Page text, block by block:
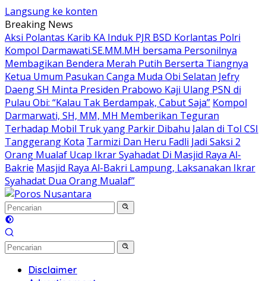
Langsung ke konten
Breaking News
Aksi Polantas Karib KA Induk PJR BSD Korlantas Polri
Kompol Darmawati.SE.MM.MH bersama Personilnya
Membagikan Bendera Merah Putih Berserta Tiangnya
Ketua Umum Pasukan Canga Muda Obi Selatan Jefry
Daeng SH Minta Presiden Prabowo Kaji Ulang PSN di
Pulau Obi: “Kalau Tak Berdampak, Cabut Saja” Kompol
Darmarwati, SH, MM, MH Memberikan Teguran
Terhadap Mobil Truk yang Parkir Dibahu Jalan di Tol CSI
Tanggerang Kota Tarmizi Dan Heru Fadli Jadi Saksi 2
Orang Mualaf Ucap Ikrar Syahadat Di Masjid Raya Al-
Bakrie Masjid Raya Al-Bakri Lampung, Laksanakan Ikrar
Syahadat Dua Orang Mualaf”
Disclaimer